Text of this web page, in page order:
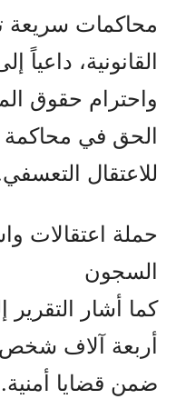
محاكمات سريعة
القانونية،
واحترام حقوق
الحق في محاكمة
للاعتقال
حملة اعتقالات
السجون
كما أشار التقرير
أربعة آلاف شخص
ضمن قضايا